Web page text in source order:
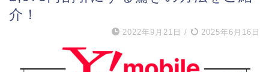
介！
2022年9月21日 / 2025年6月16日